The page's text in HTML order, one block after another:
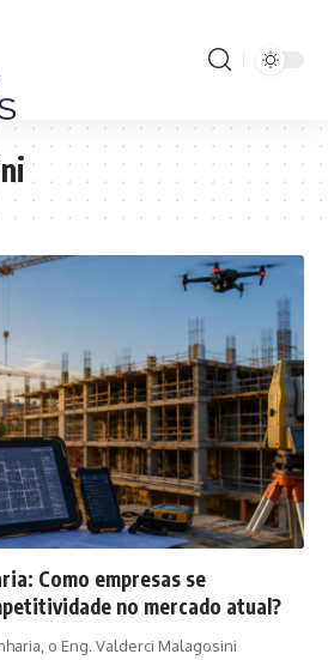
Como empresas se
no mercado atual?
o Eng. Valderci Malagosini